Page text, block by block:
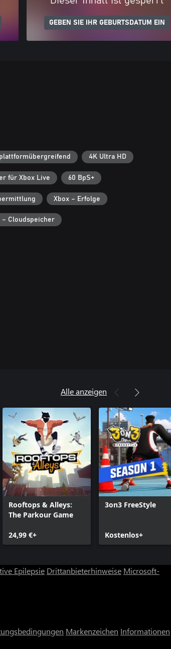
GEBEN SIE IHR GEBURTSDATUM EIN
4K Ultra HD
für Xbox Live 60 BpS+
Xbox – Erfolge
– Cloudspeicher
Alle anzeigen
Rooftops & Alleys:
The Parkour Game
24,99 €+
3on3 FreeStyle
Kostenlos+
Epilepsie Drittanbieterhinweise Microsoft-
Markenzeichen Informationen